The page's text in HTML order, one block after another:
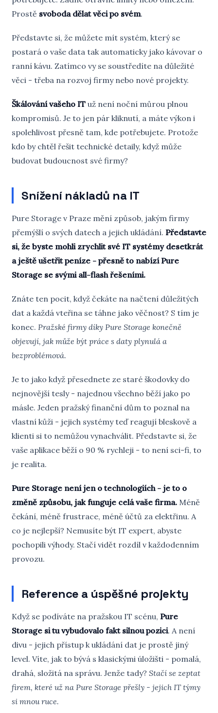
Prostě svoboda dělat věci po svém.
Představte si, že můžete mít systém, který se
postará o vaše data tak automaticky jako kávovar o
ranní kávu. Zatímco vy se soustředíte na důležité
věci - třeba na rozvoj firmy nebo nové projekty.
Škálování vašeho IT už není noční můrou plnou
kompromisů. Je to jen pár kliknutí, a máte výkon i
spolehlivost přesně tam, kde potřebujete. Protože
kdo by chtěl řešit technické detaily, když může
budovat budoucnost své firmy?
Snížení nákladů na IT
Pure Storage v Praze mění způsob, jakým firmy
přemýšlí o svých datech a jejich ukládání. Představte
si, že byste mohli zrychlit své IT systémy desetkrát
a ještě ušetřit peníze - přesně to nabízí Pure
Storage se svými all-flash řešeními.
Znáte ten pocit, když čekáte na načtení důležitých
dat a každá vteřina se táhne jako věčnost? S tím je
konec. Pražské firmy díky Pure Storage konečně
objevují, jak může být práce s daty plynulá a
bezproblémová.
Je to jako když přesednete ze staré škodovky do
nejnovější tesly - najednou všechno běží jako po
másle. Jeden pražský finanční dům to poznal na
vlastní kůži - jejich systémy teď reagují bleskově a
klienti si to nemůžou vynachválit. Představte si, že
vaše aplikace běží o 90 % rychleji - to není sci-fi, to
je realita.
Pure Storage není jen o technologiích - je to o
změně způsobu, jak funguje celá vaše firma. Méně
čekání, méně frustrace, méně účtů za elektřinu. A
co je nejlepší? Nemusíte být IT expert, abyste
pochopili výhody. Stačí vidět rozdíl v každodenním
provozu.
Reference a úspěšné projekty
Když se podíváte na pražskou IT scénu, Pure
Storage si tu vybudovalo fakt silnou pozici. A není
divu - jejich přístup k ukládání dat je prostě jiný
level. Víte, jak to bývá s klasickými úložišti - pomalá,
drahá, složitá na správu. Jenže tady? Stačí se zeptat
firem, které už na Pure Storage přešly - jejich IT týmy
si mnou ruce.